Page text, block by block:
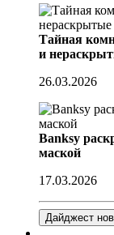
Тайная
и
26.03.2026
Banksy
маской
17.03.2026
Дайджест